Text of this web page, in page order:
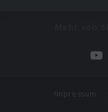
Impressum